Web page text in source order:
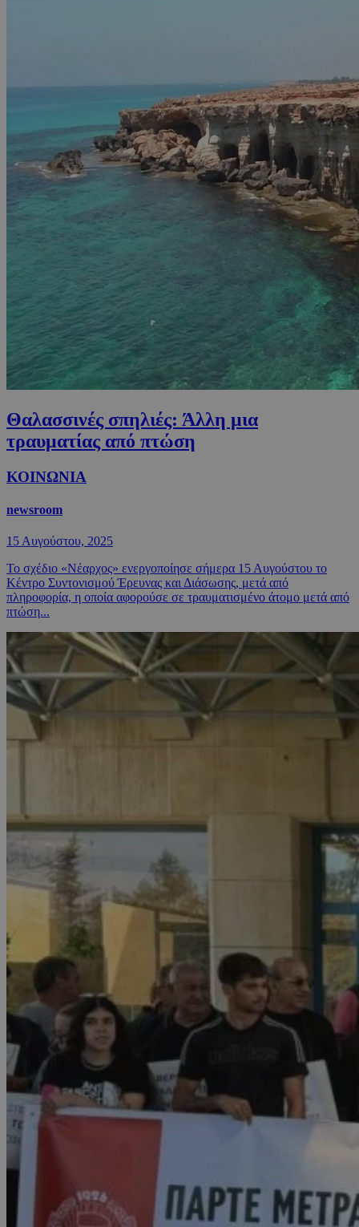
Θαλασσινές σπηλιές: Άλλη μια
τραυματίας από πτώση
ΚΟΙΝΩΝΙΑ
newsroom
15 Αυγούστου, 2025
Το σχέδιο «Νέαρχος» ενεργοποίησε σήμερα 15 Αυγούστου το
Κέντρο Συντονισμού Έρευνας και Διάσωσης, μετά από
πληροφορία, η οποία αφορούσε σε τραυματισμένο άτομο μετά από
πτώση...